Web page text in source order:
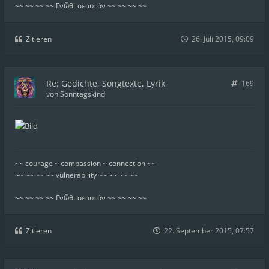
~~ ~~ ~~ ~~ Γνῶθι σεαυτόν ~~ ~~ ~~ ~~
Zitieren 26. Juli 2015, 09:09
Re: Gedichte, Songtexte, Lyrik
169
vonSonntagskind
~~ courage ~ compassion ~ connection ~~
~~ ~~ ~~ ~~ vulnerability ~~ ~~ ~~ ~~
~~ ~~ ~~ ~~ Γνῶθι σεαυτόν ~~ ~~ ~~ ~~
Zitieren 22. September 2015, 07:57